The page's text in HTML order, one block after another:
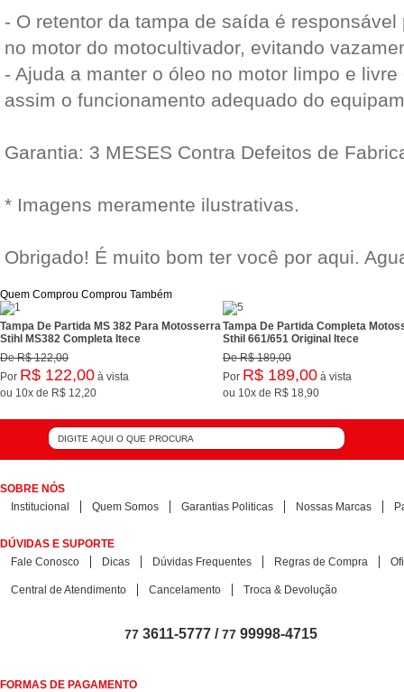
- O retentor da tampa de saída é
no motor do motocultivador, evitando
- Ajuda a manter o óleo no motor limpo e
assim o funcionamento adequado do
Garantia: 3 MESES Contra Defeitos de
* Imagens meramente ilustrativas.
Obrigado! É muito bom ter você por aqui.
Quem Comprou Comprou Também
Tampa De Partida MS 382 Para Motosserra
Stihl MS382 Completa Itece
DeR$ 122,00
Por R$ 122,00 à vista
ou 10x de R$ 12,20
Tampa De Partida Completa
Sthil 661/651 Original Itece
DeR$ 189,00
Por R$ 189,00 à vista
ou 10x de R$ 18,90
SOBRE NÓS
Institucional
Quem Somos Garantias Politicas Nossas Marcas
DÚVIDAS E SUPORTE
Fale Conosco
Dicas Dúvidas Frequentes Regras de Compra
Central de Atendimento Cancelamento Troca & Devolução
77 3611-5777 /77 99998-4715
FORMAS DE PAGAMENTO